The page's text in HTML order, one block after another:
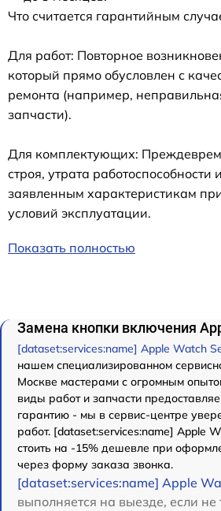
Что считается гарантийным
Для работ: Повторное
который прямо обусловлен с
ремонта (например,
запчасти).
Для комплектующих:
строя, утрата работоспособности
заявленным характеристикам
условий эксплуатации.
Показать полностью
Замена кнопки включения
[dataset:services:name] Apple Watch
нашем специализированном
Москве мастерами с огромным
виды работ и запчасти
гарантию - мы в сервис-центре
работ. [dataset:services:name] Apple
стоить на -15% дешевле при
через форму заказа звонка.
[dataset:services:name] Apple
выполняется на выезде, если не